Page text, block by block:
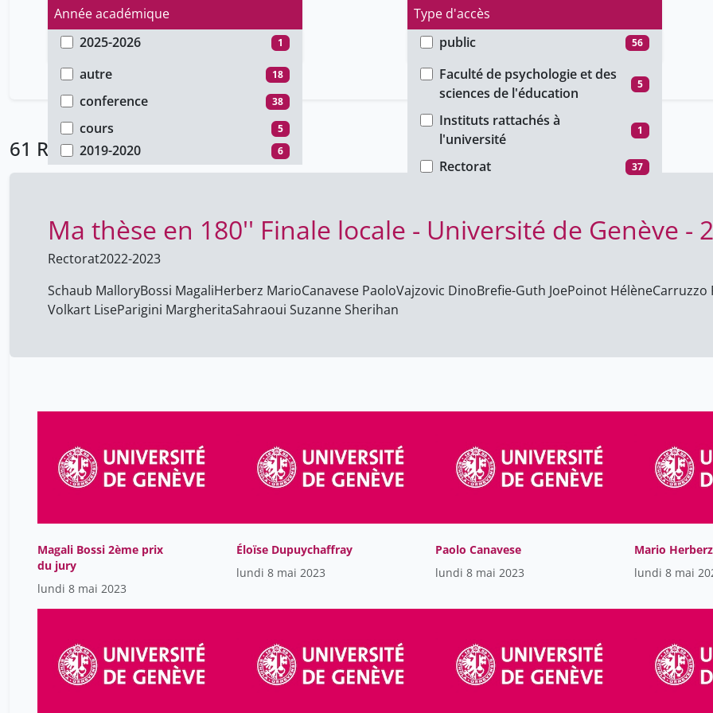
Année académique
2025-2026
1
2024-2025 9
2022-2023 30
2021-2022 15
2019-2020 6
Type d'accès
public
56
unige_restricted
Type de document
autre
18
conference 38
cours 5
Faculté
Faculté de psychologie et des
sciences de l'éducation
5
Instituts rattachés à
l'université
1
Rectorat 37
61 Résultats
Ma thèse en 180'' Finale locale - Université de Genève -
Rectorat2022-2023
Schaub MalloryBossi MagaliHerberz MarioCanavese PaoloVajzovic DinoBrefie-Guth JoePoinot HélèneCarruzzo
Volkart LiseParigini MargheritaSahraoui Suzanne Sherihan
Magali Bossi 2ème prix
du jury
lundi 8 mai 2023
Éloïse Dupuychaffray
lundi 8 mai 2023
Paolo Canavese
lundi 8 mai 2023
Mario Herberz
lundi 8 mai